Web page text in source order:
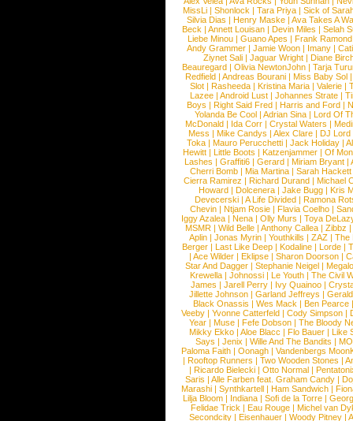
MissLi | Shonlock | Tara Priya | Sick of
Silvia Dias |Henry Maske |Ava Takes A
Beck |Annett Louisan |Devin Miles |Selah
Liebe Minou |Guano Apes |Frank Ramond
Andy Grammer |Jamie Woon | Imany |
Ziynet Sali |Jaguar Wright |Diane
Beauregard |Olivia NewtonJohn |Tarja
Redfield | Andreas Bourani | Miss Baby Sol
Slot | Rasheeda | Kristina Maria | Valerie |
Lazee | Android Lust | Johannes Strate |
Boys | Right Said Fred | Harris and Ford |
Yolanda Be Cool |Adrian Sina |Lord Of
McDonald | Ida Corr |Crystal Waters |
Mess | Mike Candys | Alex Clare | DJ Lord
Toka | Mauro Perucchetti | Jack Holiday |
Hewitt |Little Boots |Katzenjammer |Of
Lashes |Graffiti6 |Gerard |Miriam Bryant |
Cherri Bomb | Mia Martina | Sarah Hackett
Cierra Ramirez | Richard Durand | Michael
Howard |Dolcenera |Jake Bugg |Kris
Devecerski |A Life Divided |Ramona
Chevin |Ntjam Rosie |Flavia Coelho |
Iggy Azalea | Nena | Olly Murs | Toya
MSMR |Wild Belle |Anthony Callea |Zibbz
Aplin | Jonas Myrin | Youthkills | ZAZ | The
Berger |Last Like Deep |Kodaline |Lorde |
|Ace Wilder |Eklipse |Sharon Doorson |
Star And Dagger | Stephanie Neigel |
Krewella | Johnossi | Le Youth | The Civil
James | Jarell Perry | Ivy Quainoo |
Jillette Johnson | Garland Jeffreys |
Black Onassis | Wes Mack | Ben Pearce
Veeby | Yvonne Catterfeld | Cody Simpson |
Year |Muse |Fefe Dobson |The Bloody
Mikky Ekko | Aloe Blacc | Flo Bauer | Like
Says | Jenix | Wille And The Bandits | MO
Paloma Faith |Oonagh |Vandenbergs
|Rooftop Runners |Two Wooden Stones |
| Ricardo Bielecki | Otto Normal |
Saris | Alle Farben feat. Graham Candy |
Marashi | Synthkartell | Ham Sandwich |
Lilja Bloom | Indiana | Sofi de la Torre |
Felidae Trick | Eau Rouge | Michel van
Secondcity |Eisenhauer |Woody Pitney |